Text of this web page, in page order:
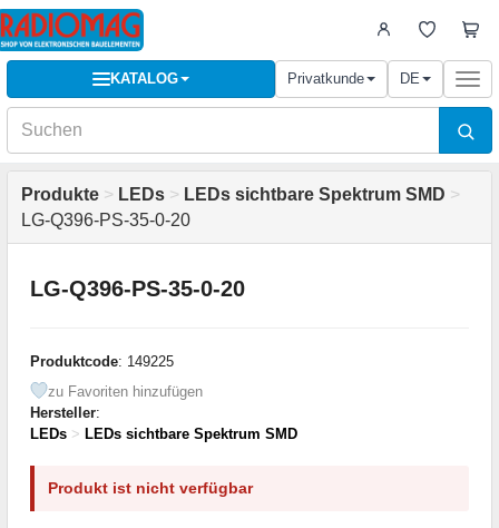
KATALOG Privatkunde DE
Produkte > LEDs > LEDs sichtbare Spektrum SMD >
LG-Q396-PS-35-0-20
LG-Q396-PS-35-0-20
Produktcode: 149225
zu Favoriten hinzufügen
Hersteller:
LEDs > LEDs sichtbare Spektrum SMD
Produkt ist nicht verfügbar